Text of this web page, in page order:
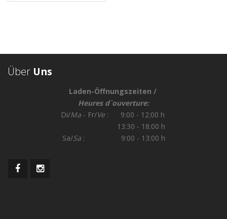
Über Uns
Laden-Öffnungszeiten /
Heures d`ouverture:
Di/Ma- Fr/Ve : 9:00 - 12:00 h
13:30 - 18:00 h
Sa/Sa : 9:00 - 13:00 h